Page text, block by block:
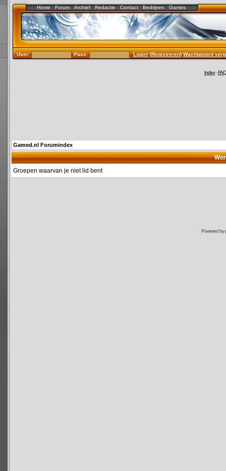
Home Forum Archief Redactie Contact Bedrijven Games
User: Pass: Login!(Registreren)Wachtwoord
Index-FAQ
Gamed.nl Forumindex
Groepen waarvan je niet lid bent
Powered by